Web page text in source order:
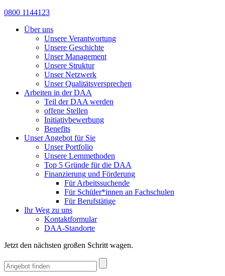
0800 1144123
Über uns
Unsere Verantwortung
Unsere Geschichte
Unser Management
Unsere Struktur
Unser Netzwerk
Unser Qualitätsversprechen
Arbeiten in der DAA
Teil der DAA werden
offene Stellen
Initiativbewerbung
Benefits
Unser Angebot für Sie
Unser Portfolio
Unsere Lernmethoden
Top 5 Gründe für die DAA
Finanzierung und Förderung
Für Arbeitssuchende
Für Schüler*innen an Fachschulen
Für Berufstätige
Ihr Weg zu uns
Kontaktformular
DAA-Standorte
Jetzt den nächsten großen Schritt wagen.